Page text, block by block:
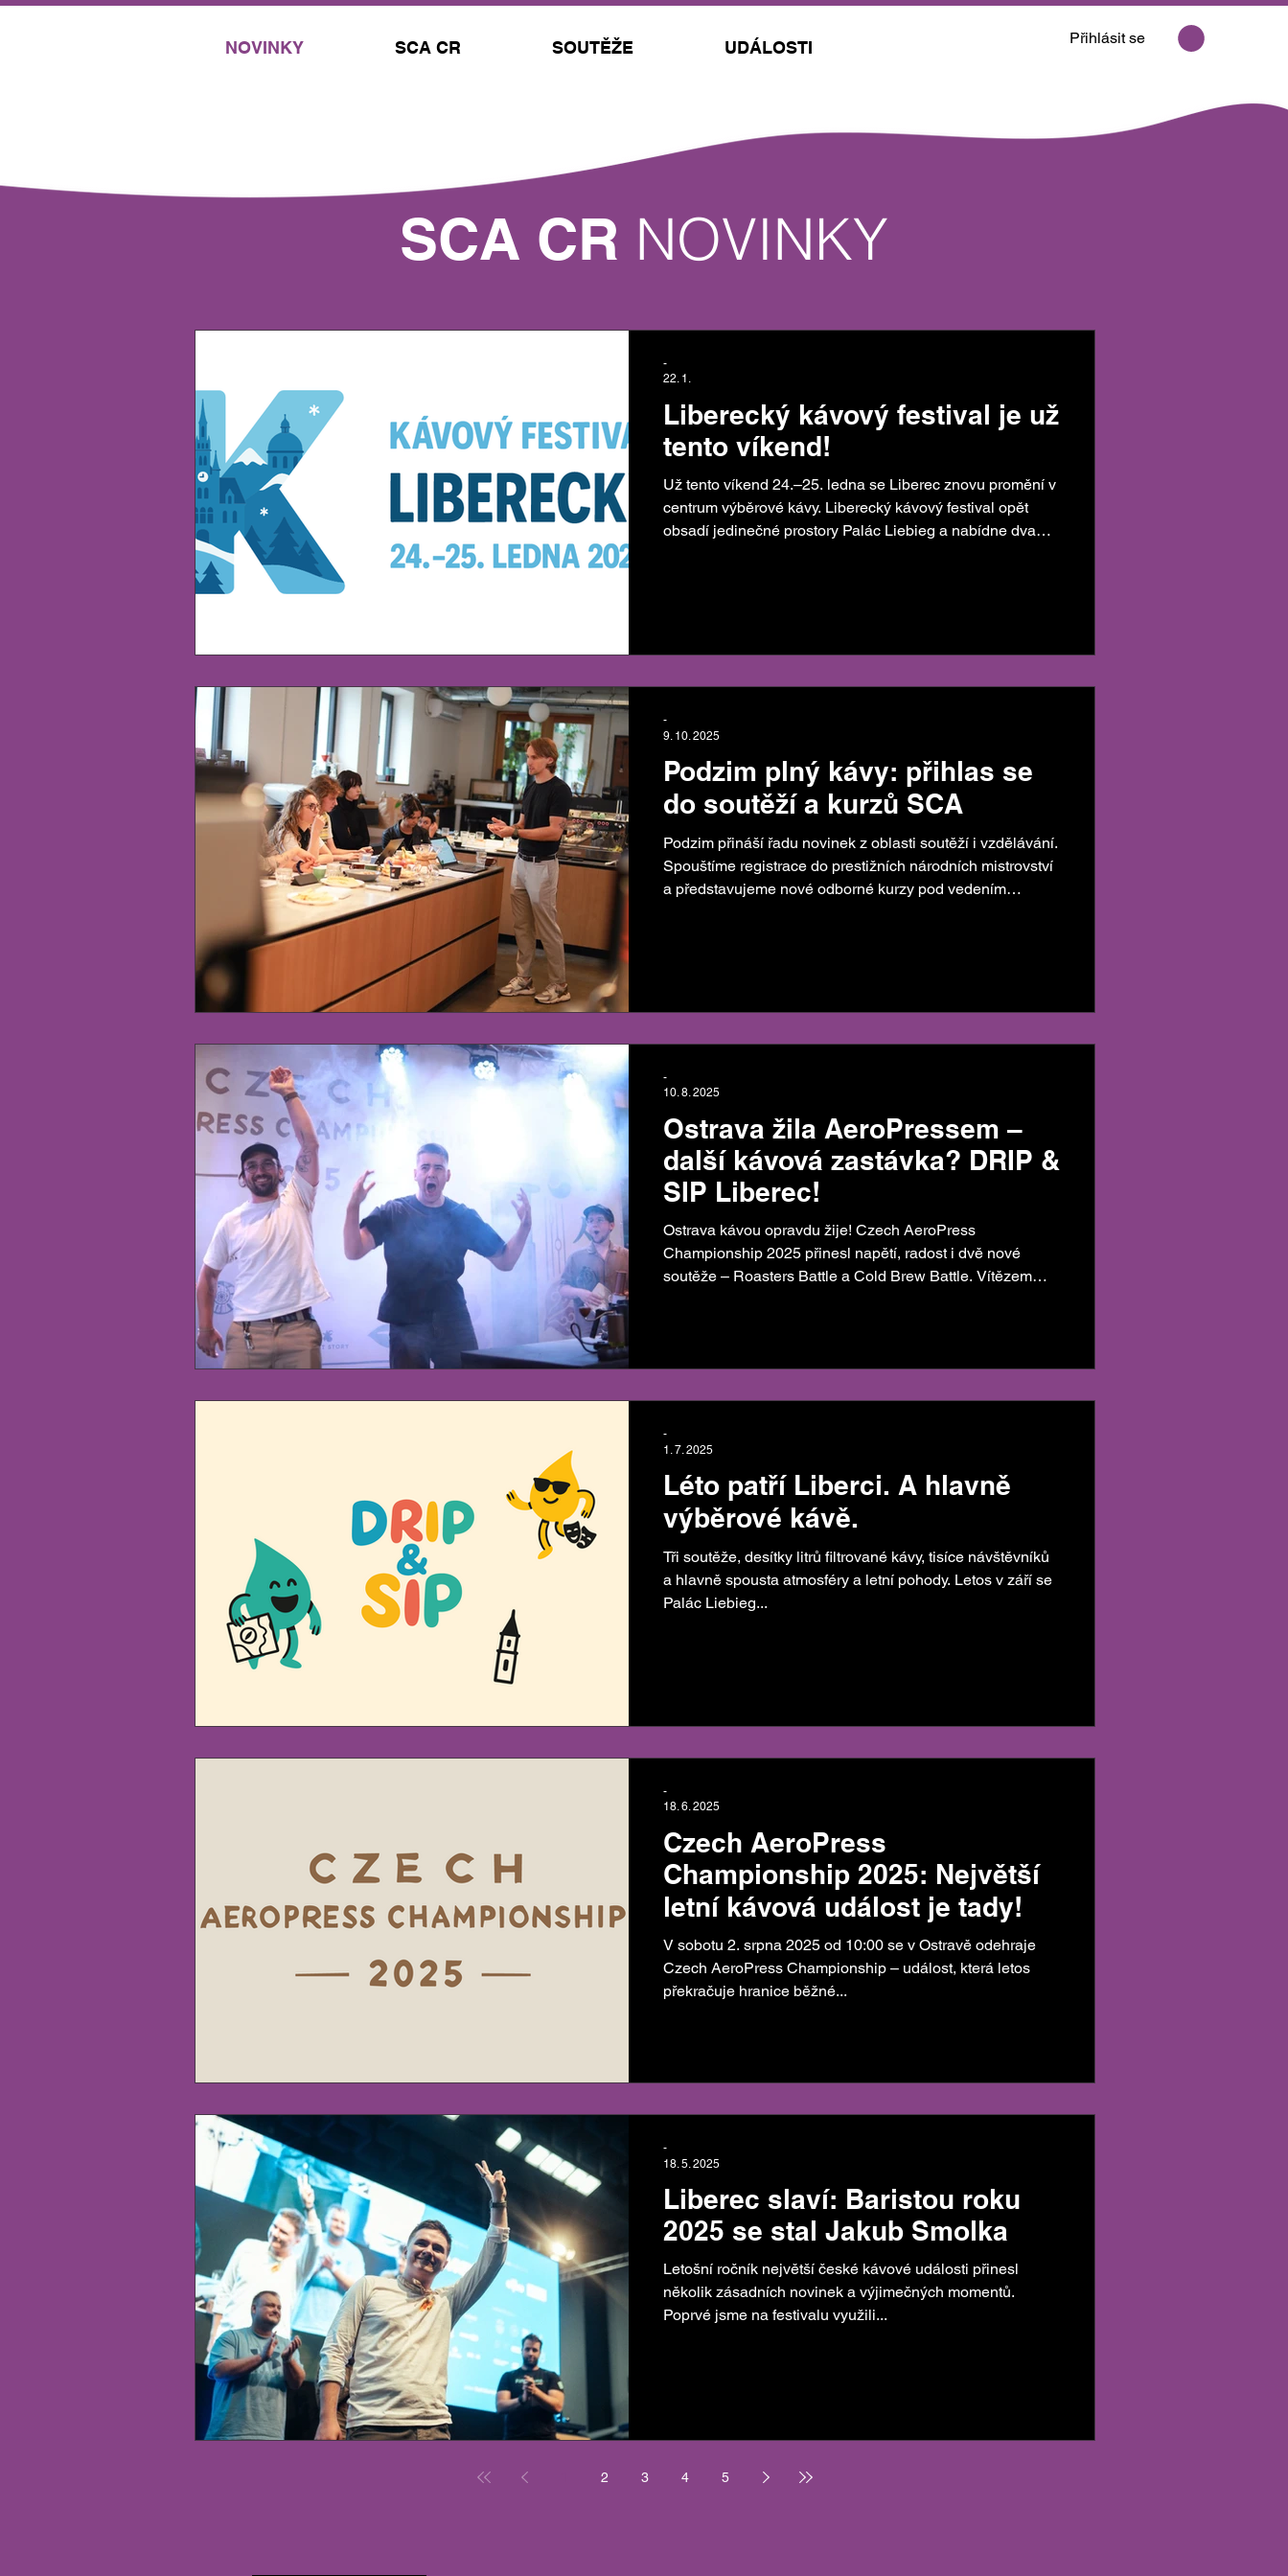
NOVINKY SCA CR SOUTĚŽE UDÁLOSTI Přihlásit se
SCA CR NOVINKY
Liberecký kávový festival je už
tento víkend!
Už tento víkend 24.–25. ledna se Liberec znovu promění v
centrum výběrové kávy. Liberecký kávový festival opět
obsadí jedinečné prostory Palác Liebieg a nabídne dva
-
22. 1.
Podzim plný kávy: přihlas se
do soutěží a kurzů SCA
Podzim přináší řadu novinek z oblasti soutěží i vzdělávání.
Spouštíme registrace do prestižních národních mistrovství
a představujeme nové odborné kurzy pod vedením
-
9. 10. 2025
Ostrava žila AeroPressem –
další kávová zastávka? DRIP &
SIP Liberec!
Ostrava kávou opravdu žije! Czech AeroPress
Championship 2025 přinesl napětí, radost i dvě nové
soutěže – Roasters Battle a Cold Brew Battle. Vítězem
festivalu DRIP & SIP plného filtrované kávy, drinků a
-
10. 8. 2025
Léto patří Liberci. A hlavně
výběrové kávě.
Tři soutěže, desítky litrů filtrované kávy, tisíce návštěvníků
a hlavně spousta atmosféry a letní pohody. Letos v září se
Palác Liebieg...
-
1. 7. 2025
Czech AeroPress
Championship 2025: Největší
letní kávová událost je tady!
V sobotu 2. srpna 2025 od 10:00 se v Ostravě odehraje
Czech AeroPress Championship – událost, která letos
překračuje hranice běžné...
-
18. 6. 2025
Liberec slaví: Baristou roku
2025 se stal Jakub Smolka
Letošní ročník největší české kávové události přinesl
několik zásadních novinek a výjimečných momentů.
Poprvé jsme na festivalu využili...
-
18. 5. 2025
2 3 4 5